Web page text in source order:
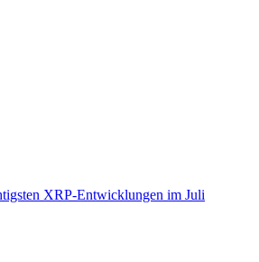
XRP-Entwicklungen im Juli